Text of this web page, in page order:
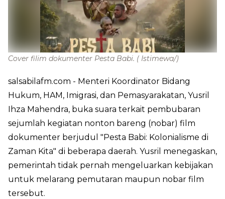
Cover filim dokumenter Pesta Babi. ( Istimewa/)
salsabilafm.com - Menteri Koordinator Bidang
Hukum, HAM, Imigrasi, dan Pemasyarakatan, Yusril
Ihza Mahendra, buka suara terkait pembubaran
sejumlah kegiatan nonton bareng (nobar) film
dokumenter berjudul "Pesta Babi: Kolonialisme di
Zaman Kita" di beberapa daerah. Yusril menegaskan,
pemerintah tidak pernah mengeluarkan kebijakan
untuk melarang pemutaran maupun nobar film
tersebut.